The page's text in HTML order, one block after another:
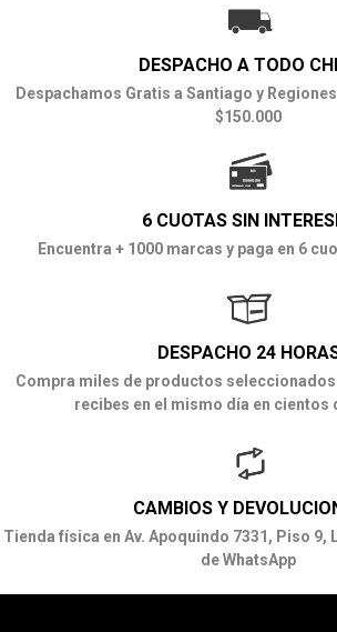
DESPACHO A TODO
Despachamos Gratis a Santiago y
$150.000
6 CUOTAS SIN
Encuentra + 1000 marcas y paga en 6
DESPACHO 24
Compra miles de productos
recibes en el mismo día en cientos
CAMBIOS Y
Tienda física en Av. Apoquindo 7331, Piso 9,
de WhatsApp